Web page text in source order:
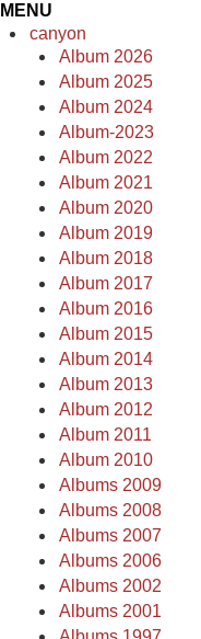
MENU
canyon
Album 2026
Album 2025
Album 2024
Album-2023
Album 2022
Album 2021
Album 2020
Album 2019
Album 2018
Album 2017
Album 2016
Album 2015
Album 2014
Album 2013
Album 2012
Album 2011
Album 2010
Albums 2009
Albums 2008
Albums 2007
Albums 2006
Albums 2002
Albums 2001